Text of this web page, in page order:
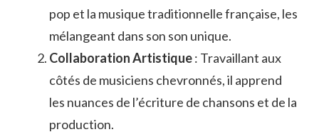
pop et la musique traditionnelle française, les
mélangeant dans son son unique.
Collaboration Artistique: Travaillant aux
côtés de musiciens chevronnés, il apprend
les nuances de l’écriture de chansons et de la
production.